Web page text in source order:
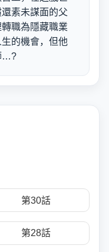
素未謀面的父
職為隱藏職業
的機會，但他
…?
第30話
第28話